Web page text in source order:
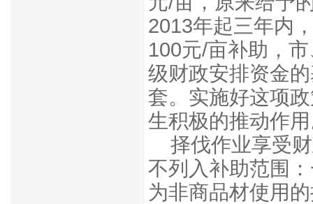
2013年起三年内
100元/亩补助，
级财政安排资金
套。实施好这项
生积极的推动作
择伐作业享受
不列入补助范围
为非商品材使用